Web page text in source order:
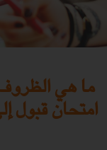
ما هي
امتحان قبول